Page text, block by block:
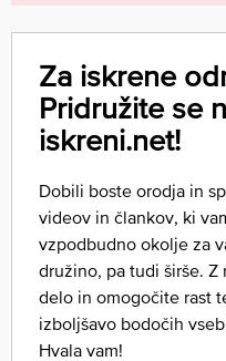
Za iskrene
Pridružite se
iskreni.net!
Dobili boste orodja in
videov in člankov, ki
vzpodbudno okolje za
družino, pa tudi širše.
delo in omogočite rast
izboljšavo bodočih
Hvala vam!